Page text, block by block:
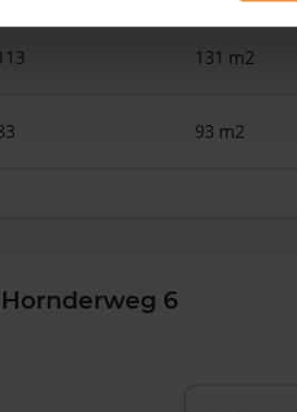
131 m2
93 m2
6